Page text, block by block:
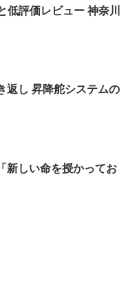
低評価レビュー 神奈川
返し 昇降舵システムの
新しい命を授かってお